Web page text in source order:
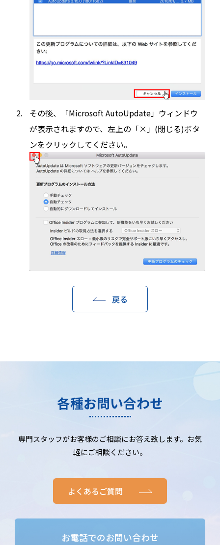
その後、「Microsoft AutoUpdate」ウィンドウ
が表示されますので、左上の「×」(閉じる)ボタ
ンをクリックしてください。
戻る
各種お問い合わせ
専門スタッフがお客様のご相談にお答え致します。お気
軽にご相談ください。
よくあるご質問
お電話でのお問い合わせ